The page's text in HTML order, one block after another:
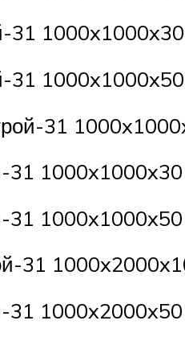
31
31
31
31
31
31
31